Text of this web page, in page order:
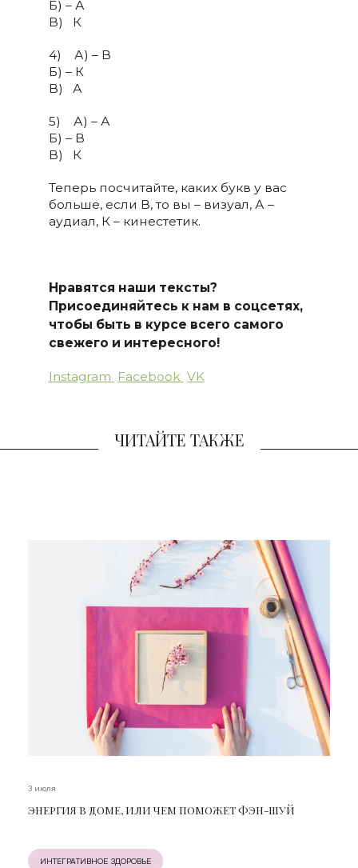
Б) – А
В) ­ К
4) А) – В
Б) – К
В) ­ А
5) А) – А
Б) – В
В) ­ К
Теперь посчитайте, каких букв у вас
больше, если В, то вы – визуал, А –
аудиал, К – кинестетик.
Нравятся наши тексты?
Присоединяйтесь к нам в соцсетях,
чтобы быть в курсе всего самого
свежего и интересного!
Instagram Facebook VK
ЧИТАЙТЕ ТАКЖЕ
3 июля
ЭНЕРГИЯ В ДОМЕ, ИЛИ ЧЕМ ПОМОЖЕТ ФЭН-ШУЙ
ИНТЕГРАТИВНОЕ ЗДОРОВЬЕ